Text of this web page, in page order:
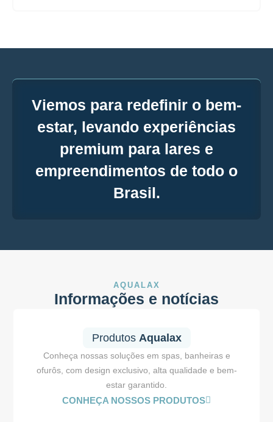
Viemos para redefinir o bem-
estar, levando experiências
premium para lares e
empreendimentos de todo o
Brasil.
AQUALAX
Informações e notícias
Produtos Aqualax
Conheça nossas soluções em spas, banheiras e
ofurôs, com design exclusivo, alta qualidade e bem-
estar garantido.
CONHEÇA NOSSOS PRODUTOS